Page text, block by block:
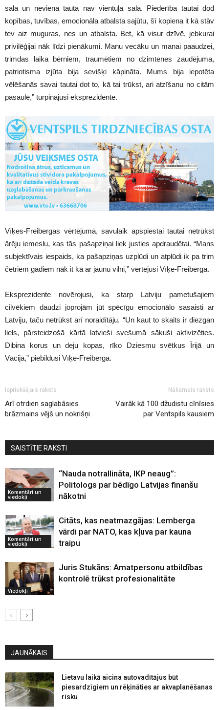
sala un neviena tauta nav vientuļa sala. Piederība tautai dod
kopības, tuvības, emocionāla atbalsta sajūtu, šī kopiena it kā stāv
tev aiz muguras, nes un atbalsta. Bet, kā visur dzīvē, jebkurai
privilēģijai nāk līdzi pienākumi. Manu vecāku un manai paaudzei,
trimdas laika bērniem, traumētiem no dzimtenes zaudējuma,
patriotisma izjūta bija sevišķi kāpināta. Mums bija iepotēta
vēlēšanās savai tautai dot to, kā tai trūkst, ari atzīšanu no citām
pasaulē,” turpinājusi eksprezidente.
Vīķes-Freibergas vērtējumā, savulaik apspiestai tautai netrūkst
ārēju iemeslu, kas tās pašapziņai liek justies apdraudētai. “Mans
subjektīvais iespaids, ka pašapziņas uzplūdi un atplūdi ik pa trim
četriem gadiem nāk it kā ar jaunu vilni,” vērtējusi Vīķe-Freiberga.
Eksprezidente novērojusi, ka starp Latviju pametušajiem
cilvēkiem daudzi joprojām jūt spēcīgu emocionālo sasaisti ar
Latviju, taču netrūkst arī noraidītāju. “Un kaut to skaits ir diezgan
liels, pārsteidzošā kārtā latvieši svešumā sākuši aktivizēties.
Dibina korus un deju kopas, rīko Dziesmu svētkus Īrijā un
Vācijā,” piebildusi Vīķe-Freiberga.
Iepriekšējais raksts
Arī otrdien saglabāsies
brāzmains vējš un nokrišņi
Nākamais raksts
Vairāk kā 100 džudistu cīnīsies
par Ventspils kausiem
SAISTĪTIE RAKSTI
Komentāri un
viedokļi
“Nauda notrallināta, IKP neaug”:
Politologs par bēdīgo Latvijas finanšu
nākotni
Komentāri un
viedokļi
Citāts, kas neatmazgājas: Lemberga
vārdi par NATO, kas kļuva par kauna
traipu
Viedokļi
Juris Stukāns: Amatpersonu atbildības
kontrolē trūkst profesionalitāte
JAUNĀKAIS
Lietavu laikā aicina autovadītājus būt
piesardzīgiem un rēķināties ar akvaplanēšanas
risku